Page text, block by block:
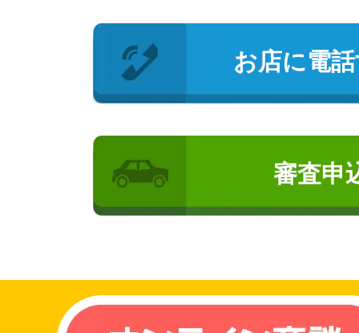
お店に電
審査申